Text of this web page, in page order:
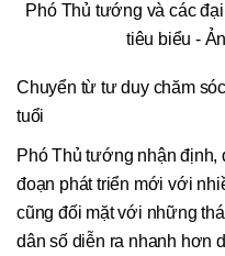
Phó Thủ tướng và các
tiêu biểu -
Chuyển từ tư duy chăm
tuổi
Phó Thủ tướng nhận
đoạn phát triển mới với
cũng đối mặt với những
dân số diễn ra nhanh hơn